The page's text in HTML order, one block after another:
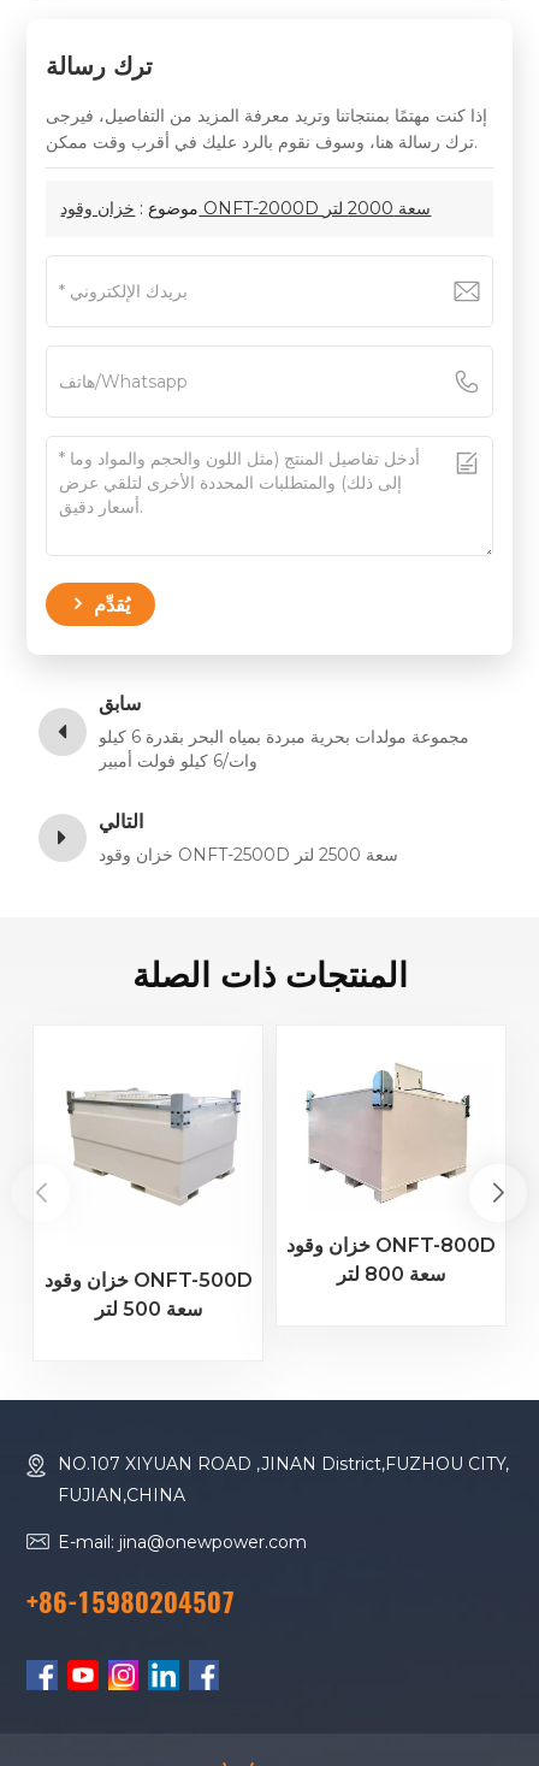
ترك رسالة
إذا كنت مهتمًا بمنتجاتنا وتريد معرفة المزيد من التفاصيل، فيرجى
ترك رسالة هنا، وسوف نقوم بالرد عليك في أقرب وقت ممكن.
موضوع : خزان وقود ONFT-2000D سعة 2000 لتر
يُقدِّم
سابق
مجموعة مولدات بحرية مبردة بمياه البحر بقدرة 6 كيلو
وات/6 كيلو فولت أمبير
التالي
خزان وقود ONFT-2500D سعة 2500 لتر
المنتجات ذات الصلة
خزان وقود ONFT-500D
سعة 500 لتر
خزان وقود ONFT-800D
سعة 800 لتر
NO.107 XIYUAN ROAD ,JINAN District,FUZHOU CITY,
FUJIAN,CHINA
E-mail: jina@onewpower.com
+86-15980204507